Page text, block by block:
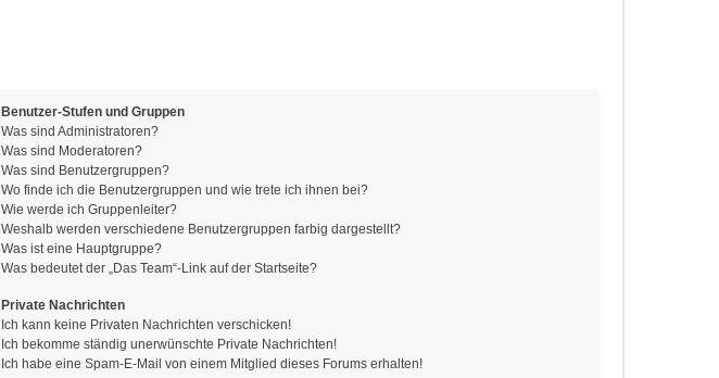
Benutzer-Stufen und Gruppen
Was sind Administratoren?
Was sind Moderatoren?
Was sind Benutzergruppen?
Wo finde ich die Benutzergruppen und wie trete ich ihnen bei?
Wie werde ich Gruppenleiter?
Weshalb werden verschiedene Benutzergruppen farbig dargestellt?
Was ist eine Hauptgruppe?
Was bedeutet der „Das Team“-Link auf der Startseite?
Private Nachrichten
Ich kann keine Privaten Nachrichten verschicken!
Ich bekomme ständig unerwünschte Private Nachrichten!
Ich habe eine Spam-E-Mail von einem Mitglied dieses Forums erhalten!